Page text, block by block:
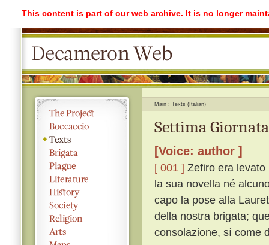
This content is part of our web archive. It is no longer
Main Texts (Italian)
Settima
[Voice: author ]
[ 001 ] Zefiro era
la sua novella né
capo la pose alla
della nostra brigata;
consolazione, sí come